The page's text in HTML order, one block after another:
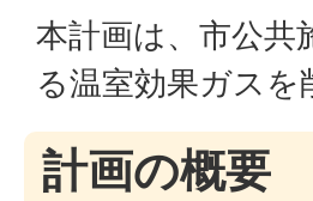
本計画は、市公共
る温室効果ガス
計画の概要